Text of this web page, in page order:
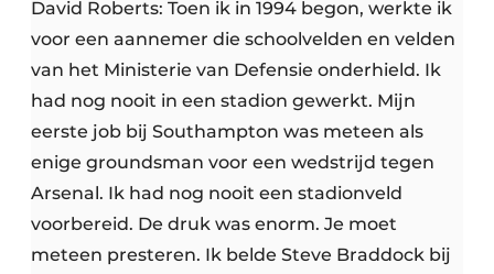
David Roberts: Toen ik in 1994 begon, werkte ik
voor een aannemer die schoolvelden en velden
van het Ministerie van Defensie onderhield. Ik
had nog nooit in een stadion gewerkt. Mijn
eerste job bij Southampton was meteen als
enige groundsman voor een wedstrijd tegen
Arsenal. Ik had nog nooit een stadionveld
voorbereid. De druk was enorm. Je moet
meteen presteren. Ik belde Steve Braddock bij